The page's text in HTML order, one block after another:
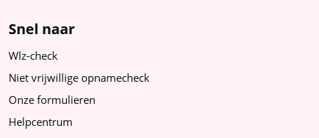
Snel naar
Wlz-check
Niet vrijwillige opnamecheck
Onze formulieren
Helpcentrum